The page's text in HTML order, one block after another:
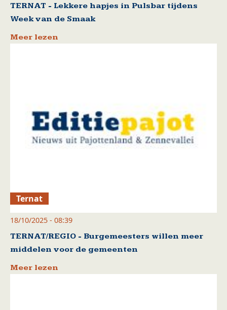
TERNAT - Lekkere hapjes in Pulsbar tijdens
Week van de Smaak
Meer lezen
Ternat
18/10/2025 - 08:39
TERNAT/REGIO - Burgemeesters willen meer
middelen voor de gemeenten
Meer lezen